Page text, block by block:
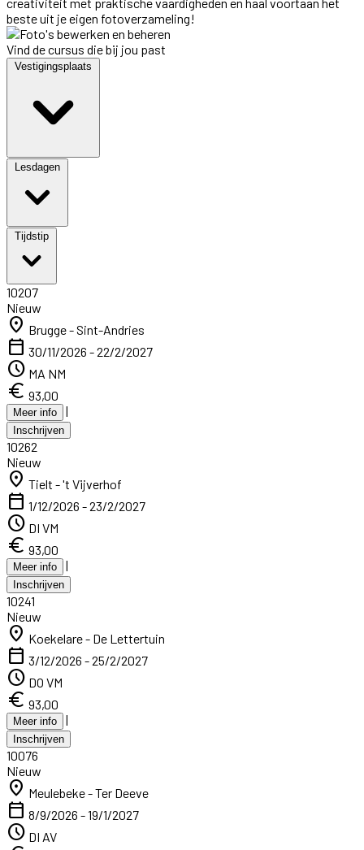
beste uit je eigen fotoverzameling!
Vind de cursus die bij jou past
Vestigingsplaats
Lesdagen
Tijdstip
10207
Nieuw
location_on Brugge - Sint-Andries
calendar_today 30/11/2026 - 22/2/2027
schedule MA NM
euro 93,00
Meer info |
Inschrijven
10262
Nieuw
location_on Tielt - 't Vijverhof
calendar_today 1/12/2026 - 23/2/2027
schedule DI VM
euro 93,00
Meer info |
Inschrijven
10241
Nieuw
location_on Koekelare - De Lettertuin
calendar_today 3/12/2026 - 25/2/2027
schedule DO VM
euro 93,00
Meer info |
Inschrijven
10076
Nieuw
location_on Meulebeke - Ter Deeve
calendar_today 8/9/2026 - 19/1/2027
schedule DI AV